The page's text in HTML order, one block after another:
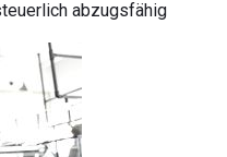
abzugsfähig